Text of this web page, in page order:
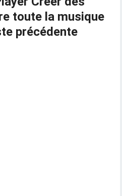
toute la musique
précédente